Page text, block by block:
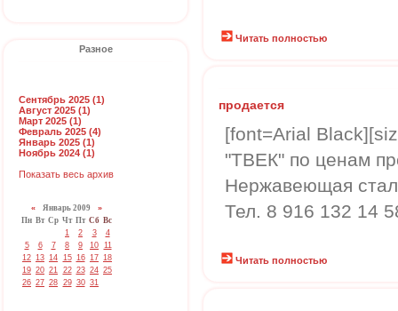
Разное
Сентябрь 2025 (1)
Август 2025 (1)
Март 2025 (1)
Февраль 2025 (4)
Январь 2025 (1)
Ноябрь 2024 (1)
Показать весь архив
« Январь 2009 »
Пн Вт Ср Чт Пт Сб Вс
1
2 3
4
5
6 7 8 9 10 11
12 13 14 15 16 17 18
19 20 21 22 23 24 25
26 27 28 29 30 31
Читать полностью
продается
[font=Arial
"ТВЕК" по ценам
Нержавеющая
Тел. 8 916 132 14
Читать полностью